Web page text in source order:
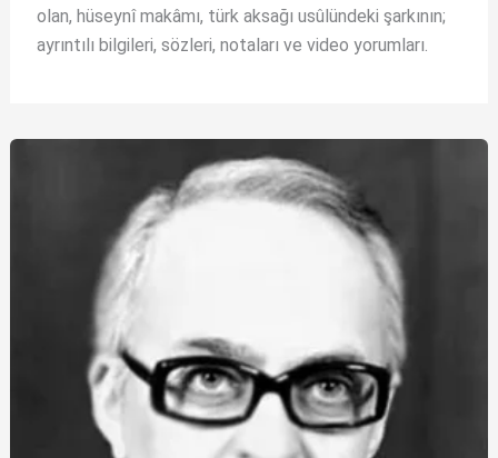
olan, hüseynî makâmı, türk aksağı usûlündeki şarkının;
ayrıntılı bilgileri, sözleri, notaları ve video yorumları.